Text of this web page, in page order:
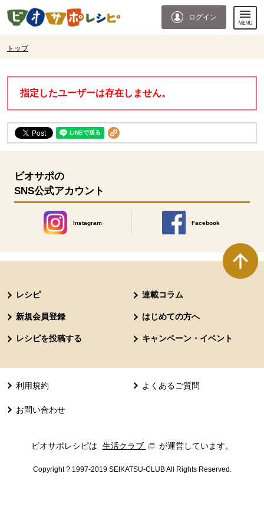
ページの先頭です。
ログイン
トップ
現在位置ここまで
指定したユーザーは存在しません。
ビオサポの
SNS公式アカウント
Instagram
別のウィンドウで開きます。
Facebook
別のウィンドウで開きます
レシピ 連載コラム
新規会員登録 はじめての方へ
レシピを投稿する キャンペーン・イベント
利用規約 よくあるご質問
お問い合わせ
ビオサポレシピは 生活クラブ 別のウィンドウで開きます。
が運営しています。
Copyright ? 1997-2019 SEIKATSU-CLUB All Rights Reserved.